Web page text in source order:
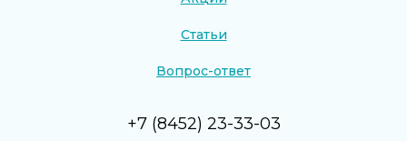
+7 (8452) 23-33-03
Статьи
Вопрос-ответ